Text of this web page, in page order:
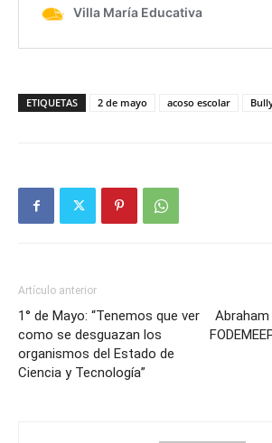
ETIQUETAS 2 de mayo acoso escolar
Artículo anterior
1° de Mayo: “Tenemos que ver
como se desguazan los
organismos del Estado de
Ciencia y Tecnología”